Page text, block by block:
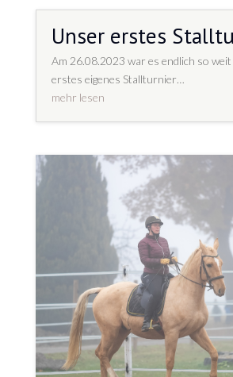
Unser erstes
Am 26.08.2023 war es endlich so
erstes eigenes Stallturnier…
mehr lesen